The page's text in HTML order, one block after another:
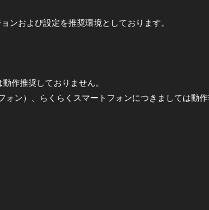
ンおよび設定を推奨環境としております。
作推奨しておりません。
ン）、らくらくスマートフォンにつきましては動作